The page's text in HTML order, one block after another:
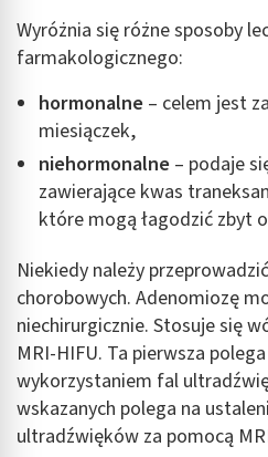
Wyróżnia się różne sposoby
farmakologicznego:
hormonalne – celem jest
miesiączek,
niehormonalne – podaje
zawierające kwas
które mogą łagodzić zbyt
Niekiedy należy
chorobowych. Adenomiozę
niechirurgicznie. Stosuje się
MRI-HIFU. Ta pierwsza
wykorzystaniem fal
wskazanych polega na
ultradźwięków za pomocą
spersonalizowanych reklam
Tworzenie profili w celu
Wykorzystywanie profili w celu
spersonalizowanych treści
Pomiar efektywności reklam
Pomiar efektywności treści
Rozumienie odbiorców dzięki
kombinacji danych z różnych
Rozwój i ulepszanie usług
Wykorzystywanie
wyboru treści
Funkcje specjalne IAB: